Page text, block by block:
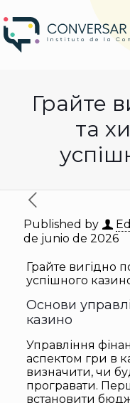
Грайте
та
Published by
de junio de 2026
Грайте вигідно
успішного
Основи
казино
Управління
аспектом гри в
визначити, чи
програвати.
встановити